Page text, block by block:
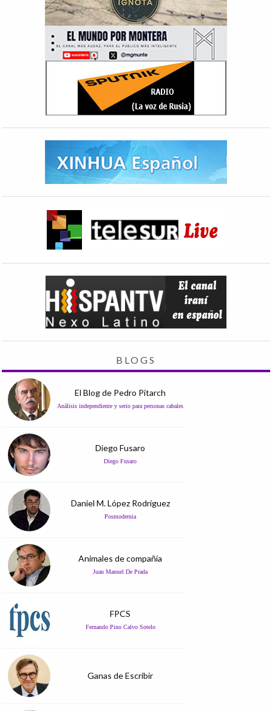
BLOGS
El Blog de Pedro Pitarch
Análisis independiente y serio para personas cabales
Diego Fusaro
Diego Fusaro
Daniel M. López Rodríguez
Posmodernia
Animales de compañía
Juan Manuel De Prada
FPCS
Fernando Pino Calvo Sotelo
Ganas de Escribir